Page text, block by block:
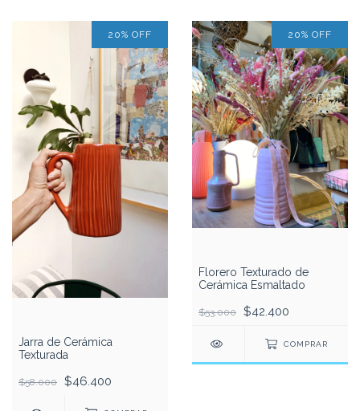
20% OFF
Jarra de Cerámica
Texturada
$58.000 $46.400
20% OFF
Florero Texturado de
Cerámica Esmaltado
$53.000 $42.400
COMPRAR